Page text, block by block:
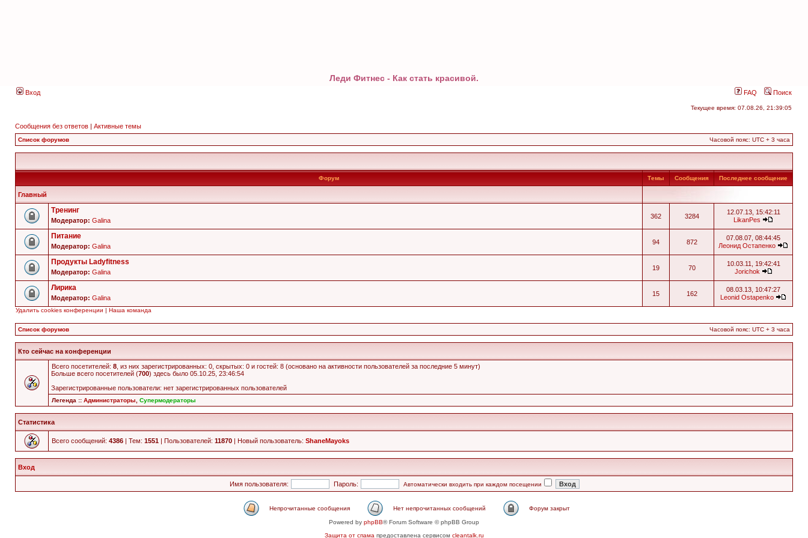
Леди Фитнес - Как стать красивой.
Вход FAQ Поиск
Текущее время: 07.08.26, 21:39:05
Сообщения без ответов | Активные темы
Список форумов Часовой пояс: UTC + 3 часа
Форум Темы Сообщения Последнее сообщение
Главный
Тренинг
Модератор: Galina
362 3284
12.07.13, 15:42:11
LikanPes
Питание
Модератор: Galina
94 872
07.08.07, 08:44:45
Леонид Остапенко
Продукты Ladyfitness
Модератор: Galina
19 70
10.03.11, 19:42:41
Jorichok
Лирика
Модератор: Galina
15 162
08.03.13, 10:47:27
Leonid Ostapenko
Удалить cookies конференции | Наша команда
Список форумов Часовой пояс: UTC + 3 часа
Кто сейчас на конференции
Всего посетителей: 8 , из них зарегистрированных: 0, скрытых: 0 и гостей: 8 (основано на активности пользователей за последние 5 минут)
Больше всего посетителей (700) здесь было 05.10.25, 23:46:54
Зарегистрированные пользователи: нет зарегистрированных пользователей
Легенда :: Администраторы Супермодераторы
Статистика
Всего сообщений: 4386 | Тем: 1551 | Пользователей: 11870 | Новый пользователь: ShaneMayoks
Вход
Имя пользователя: Пароль: Автоматически входить при каждом посещении
Непрочитанные сообщения Нет непрочитанных сообщений Форум закрыт
Powered by phpBB® Forum Software © phpBB Group
Защита от спама предоставлена сервисом cleantalk.ru